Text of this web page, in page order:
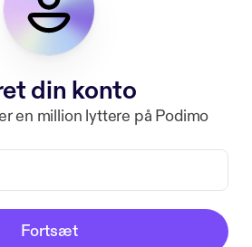
din konto
en million lyttere på Podimo
Fortsæt